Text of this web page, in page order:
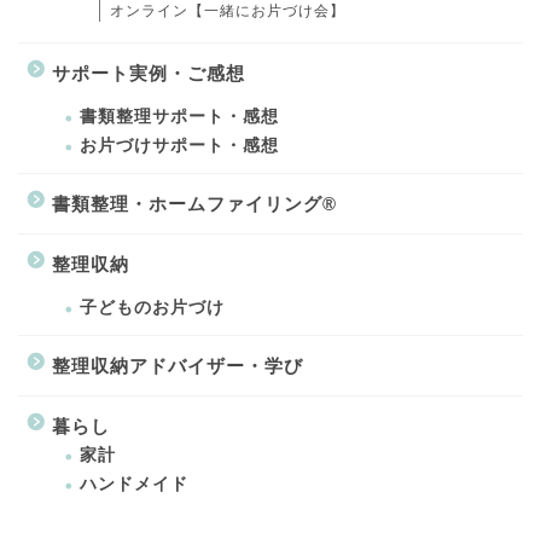
オンライン【一緒にお片づけ会】
サポート実例・ご感想
書類整理サポート・感想
お片づけサポート・感想
書類整理・ホームファイリング®
整理収納
子どものお片づけ
整理収納アドバイザー・学び
暮らし
家計
ハンドメイド